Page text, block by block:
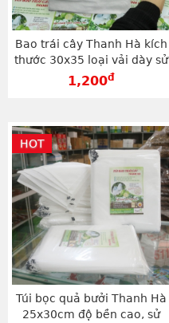
Bao trái cây Thanh Hà kích
thước 30x35 loại vải dày sử
dụng dây kẽm - TV3035D
1,200đ
Túi bọc quả bưởi Thanh Hà
25x30cm độ bền cao, sử
HOT